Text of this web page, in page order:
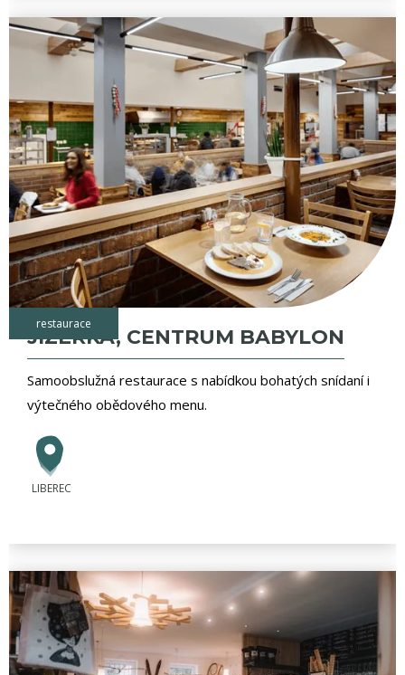
restaurace
JIZERKA, CENTRUM BABYLON
Samoobslužná restaurace s nabídkou bohatých snídaní i
výtečného obědového menu.
LIBEREC